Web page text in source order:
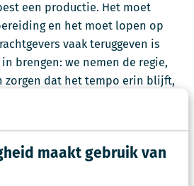
maakt gebruik van
een productie. Het moet
en het moet lopen op
vaak teruggeven is
brengen: we nemen de regie,
zorgen dat het tempo erin blijft,
wordt.
we zelf de
mee. Deze bestaat uit